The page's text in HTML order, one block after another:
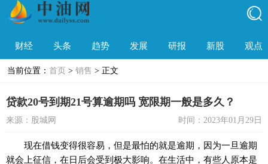
财经 头条 趋势 发展 研报 新股 观点
当前位置： 首页 > 销售 > 正文
贷款20号到期21号算逾期吗 宽限期一般是多久？
来源：股城网 时间：2023年01月29日
现在借钱变得很容易，但是最怕的就是逾期，因为一旦逾期
就会上征信，在日后会受到极大影响。在生活中，有些人原本是